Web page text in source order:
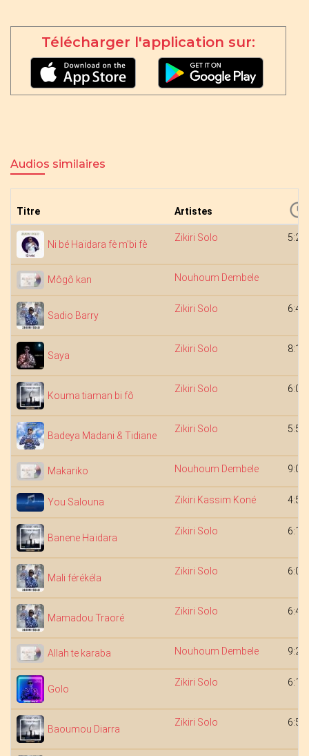
Télécharger l'application sur:
Audios similaires
Titre Artistes
Ni bé Haïdara fè m'bi fè
Zikiri Solo 5:24
Môgô kan Nouhoum Dembele
Sadio Barry
Zikiri Solo 6:40
Saya
Zikiri Solo 8:11
Kouma tiaman bi fô
Zikiri Solo 6:08
Badeya Madani & Tidiane
Zikiri Solo 5:58
Makariko Nouhoum Dembele 9:00
You Salouna Zikiri Kassim Koné 4:52
Banene Haïdara
Zikiri Solo 6:15
Mali férékéla
Zikiri Solo 6:00
Mamadou Traoré
Zikiri Solo 6:41
Allah te karaba Nouhoum Dembele 9:25
Golo
Zikiri Solo 6:10
Baoumou Diarra
Zikiri Solo 6:52